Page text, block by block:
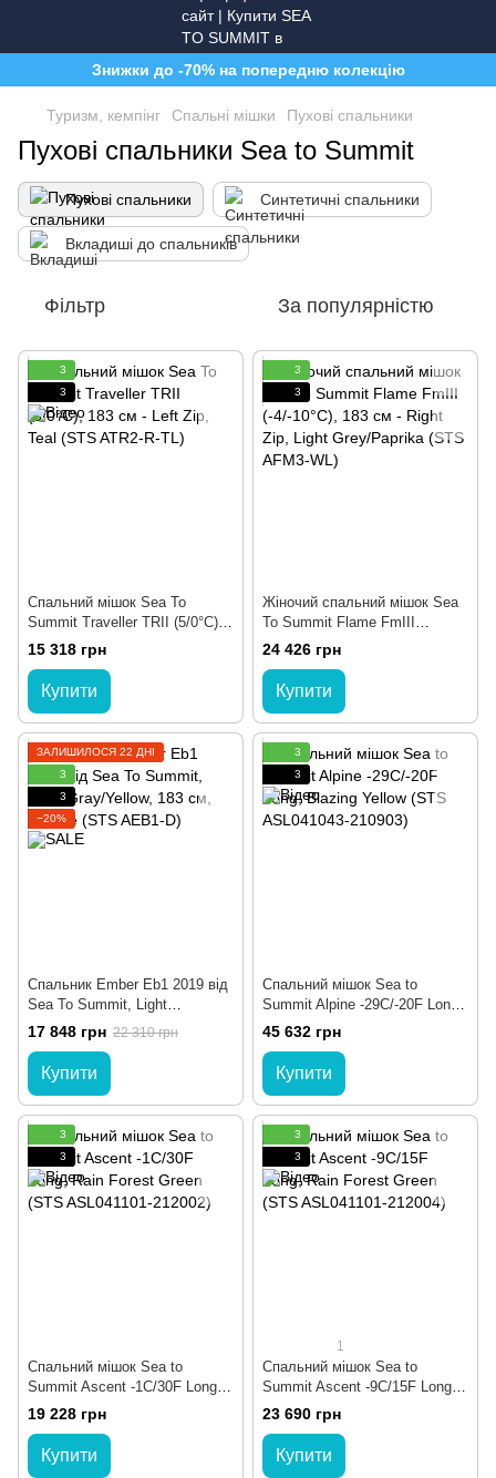
Знижки до -70% на попередню колекцію
Туризм, кемпінг Спальні мішки Пухові спальники
Пухові спальники Sea to Summit
Пухові спальники Синтетичні спальники
Вкладиші до спальників
Фільтр За популярністю
3
3
Спальний мішок Sea To
Summit Traveller TRII (5/0°C),
183 см - Left Zip, Teal (STS
ATR2-R-TL)
15 318 грн
Купити
3
3
Жіночий спальний мішок Sea
To Summit Flame FmIII
(-4/-10°C), 183 см - Right Zip,
Light Grey/Paprika (STS AFM3-
WL)
24 426 грн
Купити
ЗАЛИШИЛОСЯ 22 ДНІ
3
3
−20%
Спальник Ember Eb1 2019 від
Sea To Summit, Light
Gray/Yellow, 183 см, Double
(STS AEB1-D)
17 848 грн 22 310 грн
Купити
3
3
Спальний мішок Sea to
Summit Alpine -29C/-20F Long,
Blazing Yellow (STS
ASL041043-210903)
45 632 грн
Купити
3
3
Спальний мішок Sea to
Summit Ascent -1C/30F Long,
Rain Forest Green (STS
ASL041101-212002)
19 228 грн
Купити
3
3
1
Спальний мішок Sea to
Summit Ascent -9C/15F Long,
Rain Forest Green (STS
ASL041101-212004)
23 690 грн
Купити